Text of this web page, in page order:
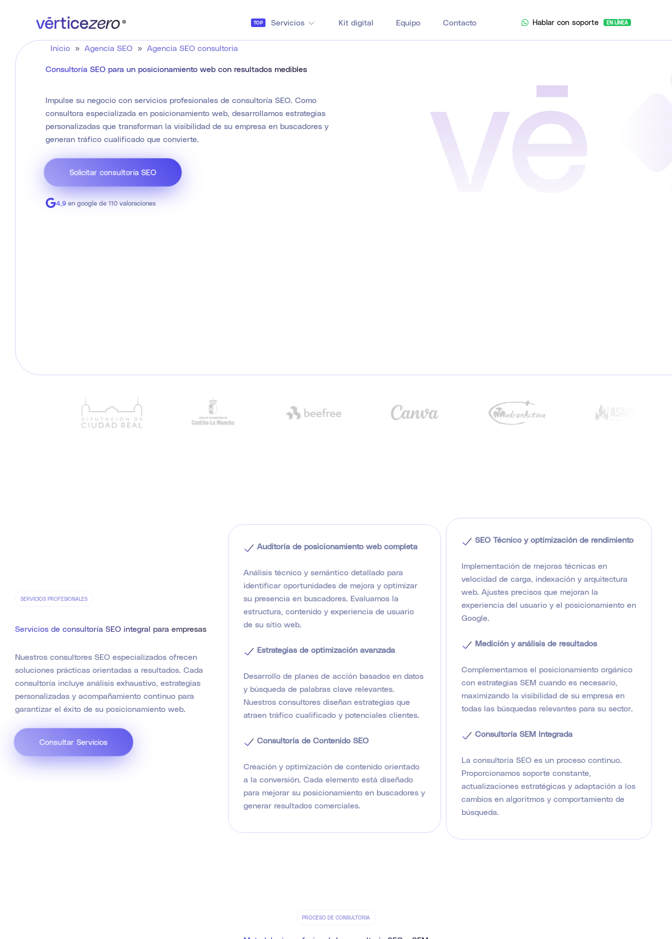
TOP Servicios Kit digital Equipo Contacto Hablar con soporte
Inicio » Agencia SEO » Agencia SEO consultoria
Consultoría SEO para un posicionamiento web con resultados medibles
Impulse su negocio con servicios profesionales de consultoría SEO. Como
consultora especializada en posicionamiento web, desarrollamos estrategias
personalizadas que transforman la visibilidad de su empresa en buscadores y
generan tráfico cualificado que convierte.
Solicitar consultoría SEO
4,9 en google de 110 valoraciones
SERVICIOS PROFESIONALES
Servicios de consultoría SEO integral para empresas
Nuestros consultores SEO especializados ofrecen
soluciones prácticas orientadas a resultados. Cada
consultoría incluye análisis exhaustivo, estrategias
personalizadas y acompañamiento continuo para
garantizar el éxito de su posicionamiento web.
Consultar Servicios
Auditoría de posicionamiento web completa
Análisis técnico y semántico detallado para
identificar oportunidades de mejora y optimizar
su presencia en buscadores. Evaluamos la
estructura, contenido y experiencia de usuario
de su sitio web.
Estrategias de optimización avanzada
Desarrollo de planes de acción basados en datos
y búsqueda de palabras clave relevantes.
Nuestros consultores diseñan estrategias que
atraen tráfico cualificado y potenciales clientes.
Consultoría de Contenido SEO
Creación y optimización de contenido orientado
a la conversión. Cada elemento está diseñado
para mejorar su posicionamiento en buscadores y
generar resultados comerciales.
SEO Técnico y optimización de rendimiento
Implementación de mejoras técnicas en
velocidad de carga, indexación y arquitectura
web. Ajustes precisos que mejoran la
experiencia del usuario y el posicionamiento en
Google.
Medición y análisis de resultados
Complementamos el posicionamiento orgánico
con estrategias SEM cuando es necesario,
maximizando la visibilidad de su empresa en
todas las búsquedas relevantes para su sector.
Consultoría SEM Integrada
La consultoría SEO es un proceso continuo.
Proporcionamos soporte constante,
actualizaciones estratégicas y adaptación a los
cambios en algoritmos y comportamiento de
búsqueda.
PROCESO DE CONSULTORIA